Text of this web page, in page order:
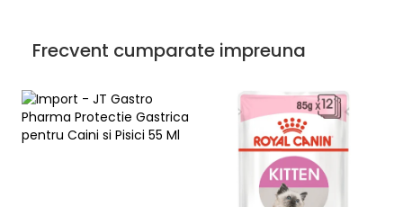
Frecvent cumparate impreuna